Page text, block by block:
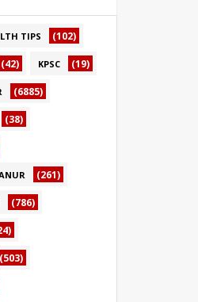
TIPS (102)
(42) KPSC (19)
(6885)
(38)
(261)
(786)
(503)